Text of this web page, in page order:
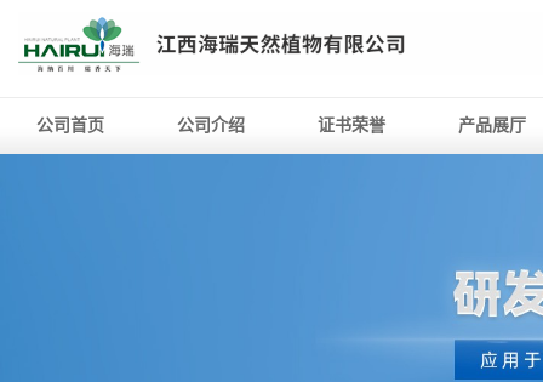
公司首页 公司介绍 证书荣誉 产品展厅